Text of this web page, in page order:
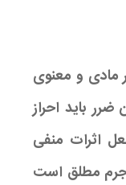
مادی و معنوی
باید احراز
اثرات منفی
جرم مطلق است